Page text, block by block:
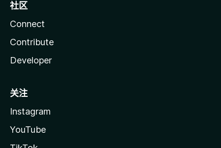
社区
Connect
Contribute
Developer
关注
Instagram
YouTube